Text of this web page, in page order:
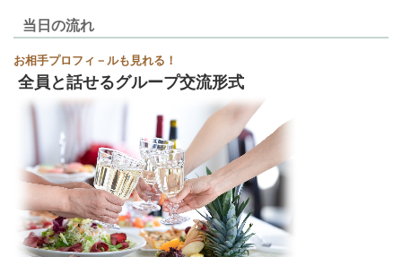
当日の流れ
お相手プロフィ－ルも見れる！
全員と話せるグループ交流形式